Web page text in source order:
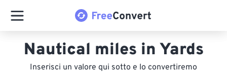
Nautical miles in Yards
Inserisci un valore qui sotto e lo convertiremo